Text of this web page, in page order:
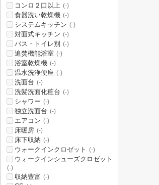
コンロ２口以上 (-)
食器洗い乾燥機 (-)
システムキッチン (-)
対面式キッチン (-)
バス・トイレ別 (-)
追焚機能浴室 (-)
浴室乾燥機 (-)
温水洗浄便座 (-)
洗面台 (-)
洗髪洗面化粧台 (-)
シャワー (-)
独立洗面台 (-)
エアコン (-)
床暖房 (-)
床下収納 (-)
ウォークインクロゼット (-)
ウォークインシューズクロゼット
(-)
収納豊富 (-)